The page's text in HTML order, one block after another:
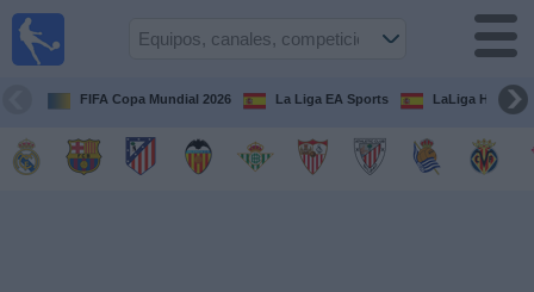
FIFA Copa Mundial 2026 La Liga EA Sports LaLiga
Guía de
Televisados